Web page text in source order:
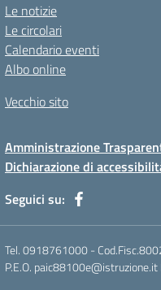
Le notizie
Le circolari
Calendario eventi
Albo online
Vecchio sito
Amministrazione
Dichiarazione di
Seguici su:
Tel. 0918761000 -
P.E.O.